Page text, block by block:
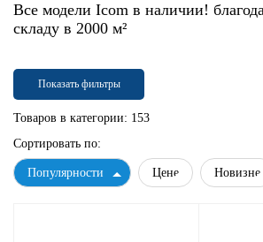
Все модели Icom в наличии!
складу в 2000 м²
Показать фильтры
Товаров в категории: 153
Сортировать по:
Популярности Цене Новизне